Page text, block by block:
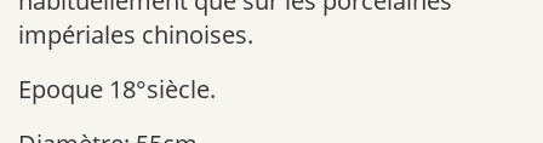
impériales chinoises.
Epoque 18°siècle.